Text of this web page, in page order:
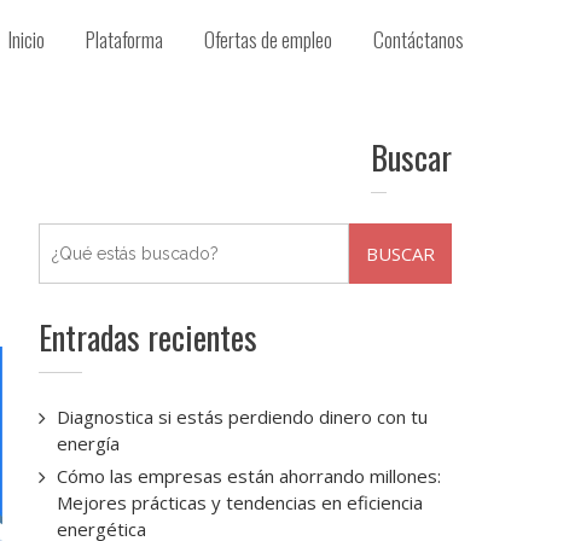
Inicio Plataforma Ofertas de empleo Contáctanos
Buscar
Entradas recientes
Diagnostica si estás perdiendo dinero con tu
energía
Cómo las empresas están ahorrando millones:
Mejores prácticas y tendencias en eficiencia
energética